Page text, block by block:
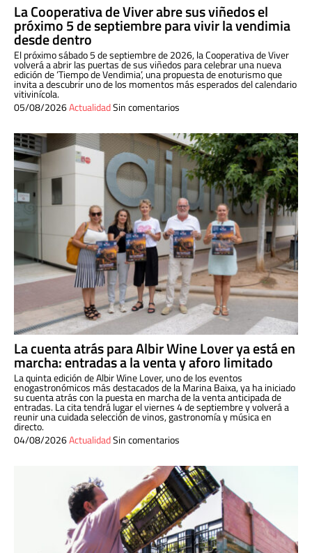
La Cooperativa de Viver abre sus viñedos el
próximo 5 de septiembre para vivir la vendimia
desde dentro
El próximo sábado 5 de septiembre de 2026, la Cooperativa de Viver
volverá a abrir las puertas de sus viñedos para celebrar una nueva
edición de ‘Tiempo de Vendimia’, una propuesta de enoturismo que
invita a descubrir uno de los momentos más esperados del calendario
vitivinícola.
05/08/2026ActualidadSin comentarios
La cuenta atrás para Albir Wine Lover ya está en
marcha: entradas a la venta y aforo limitado
La quinta edición de Albir Wine Lover, uno de los eventos
enogastronómicos más destacados de la Marina Baixa, ya ha iniciado
su cuenta atrás con la puesta en marcha de la venta anticipada de
entradas. La cita tendrá lugar el viernes 4 de septiembre y volverá a
reunir una cuidada selección de vinos, gastronomía y música en
directo.
04/08/2026ActualidadSin comentarios